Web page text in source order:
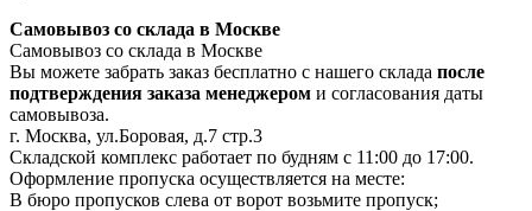
Самовывоз со склада в Москве
Самовывоз со склада в Москве
Вы можете забрать заказ бесплатно с нашего склада после
подтверждения заказа менеджером и согласования даты
самовывоза.
г. Москва, ул.Боровая, д.7 стр.3
Складской комплекс работает по будням с 11:00 до 17:00.
Оформление пропуска осуществляется на месте:
В бюро пропусков слева от ворот возьмите пропуск;